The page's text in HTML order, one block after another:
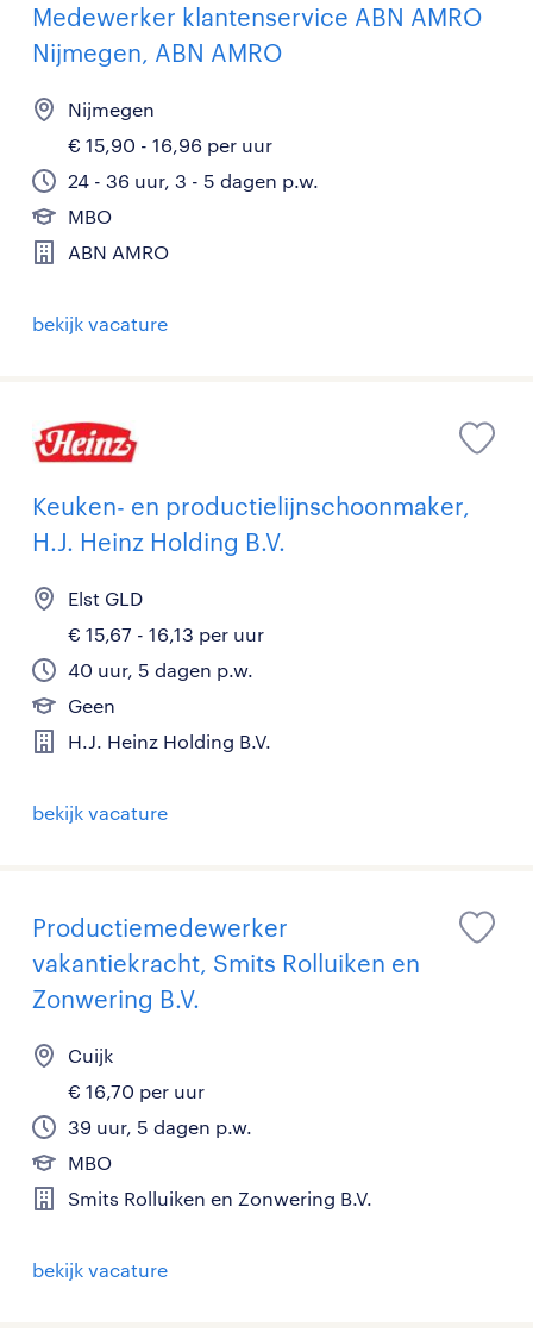
Medewerker klantenservice ABN AMRO
Nijmegen, ABN AMRO
Nijmegen
€ 15,90 - 16,96 per uur
24 - 36 uur, 3 - 5 dagen p.w.
MBO
ABN AMRO
bekijk vacature
Keuken- en productielijnschoonmaker,
H.J. Heinz Holding B.V.
Elst GLD
€ 15,67 - 16,13 per uur
40 uur, 5 dagen p.w.
Geen
H.J. Heinz Holding B.V.
bekijk vacature
Productiemedewerker
vakantiekracht, Smits Rolluiken en
Zonwering B.V.
Cuijk
€ 16,70 per uur
39 uur, 5 dagen p.w.
MBO
Smits Rolluiken en Zonwering B.V.
bekijk vacature